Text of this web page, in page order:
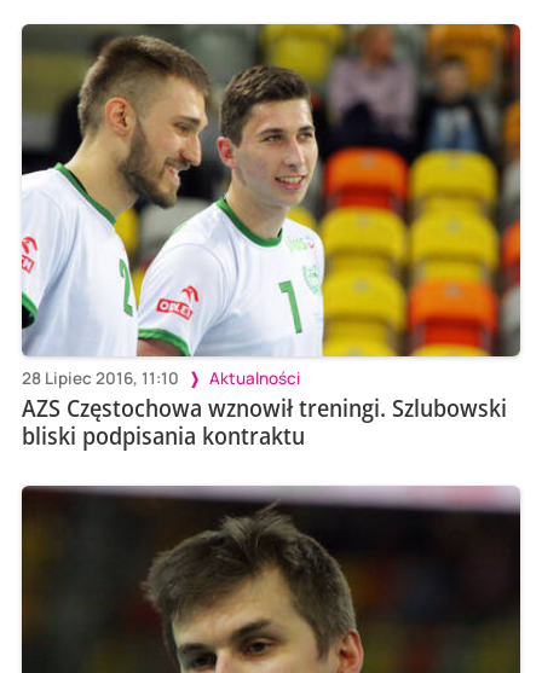
28 Lipiec 2016, 11:10 Aktualności
AZS Częstochowa wznowił treningi. Szlubowski
bliski podpisania kontraktu